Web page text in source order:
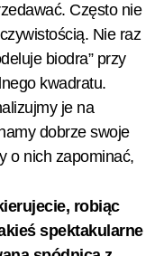
Często nie
Nie raz
biodra” przy
kwadratu.
je na
dobrze swoje
o nich zapominać,
robiąc
spektakularne